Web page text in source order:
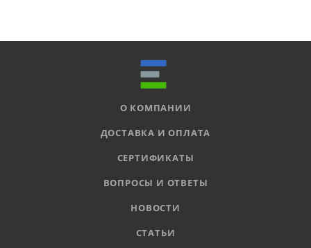
О КОМПАНИИ
ДОСТАВКА И ОПЛАТА
СЕРТИФИКАТЫ
ВОПРОСЫ И ОТВЕТЫ
НОВОСТИ
СТАТЬИ